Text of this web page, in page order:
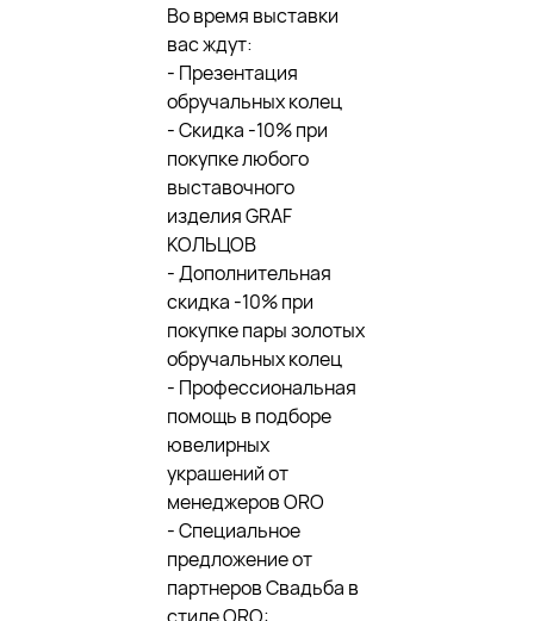
Во время выставки
вас ждут:
- Презентация
обручальных колец
- Скидка -10% при
покупке любого
выставочного
изделия GRAF
КОЛЬЦОВ
- Дополнительная
скидка -10% при
покупке пары золотых
обручальных колец
- Профессиональная
помощь в подборе
ювелирных
украшений от
менеджеров ORO
- Специальное
предложение от
партнеров Свадьба в
стиле ORO: